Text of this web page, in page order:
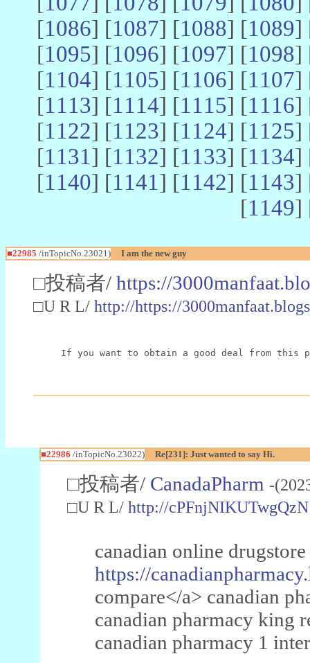
[1086] [1087] [1088] [1089]
[1095] [1096] [1097] [1098]
[1104] [1105] [1106] [1107]
[1113] [1114] [1115] [1116]
[1122] [1123] [1124] [1125]
[1131] [1132] [1133] [1134]
[1140] [1141] [1142] [1143]
[1149]
■22985 /inTopicNo.23021) I am the new guy
□投稿者/ https://
□U R L/ http://https://
If you want to obtain a good deal from this
■22986 /inTopicNo.23022) Re[231]: Just wanted to say Hi.
□投稿者/ CanadaPharm -
□U R L/ http://cPFnjNIKUTwgQzN
canadian online
https://
compare</a> canadian
canadian pharmacy king
canadian pharmacy 1